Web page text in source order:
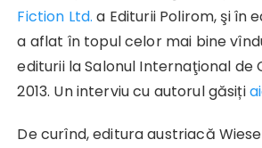
Fiction Ltd. a Editurii Polirom, şi în
a aflat în topul celor mai bine
editurii la Salonul Internaţional de
2013. Un interviu cu autorul găsiți
De curînd, editura austriacă